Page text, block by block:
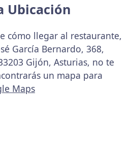
Ubicación
cómo llegar al restaurante,
García Bernardo, 368,
Gijón, Asturias, no te
un mapa para
Maps